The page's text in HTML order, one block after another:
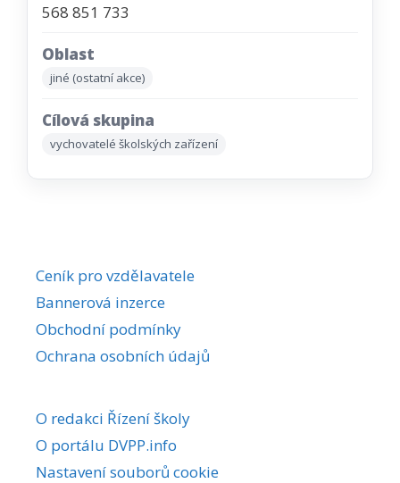
568 851 733
Oblast
jiné (ostatní akce)
Cílová skupina
vychovatelé školských zařízení
Ceník pro vzdělavatele
Bannerová inzerce
Obchodní podmínky
Ochrana osobních údajů
O redakci Řízení školy
O portálu DVPP.info
Nastavení souborů cookie